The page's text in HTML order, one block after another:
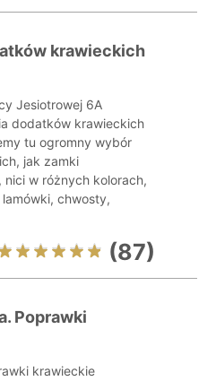
krawieckich
Jesiotrowej 6A
dodatków krawieckich
tu ogromny wybór
jak zamki
nici w różnych kolorach,
chwosty,
(87)
Poprawki
krawieckie